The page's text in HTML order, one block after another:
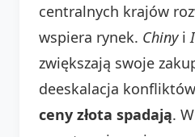
centralnych krajów
wspiera rynek. Chinyi
zwiększają swoje
deeskalacja
ceny złota spadają.